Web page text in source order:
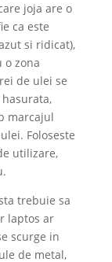
joja are o
ca este
si ridicat),
o zona
de ulei se
marcajul
Foloseste
utilizare,
trebuie sa
laptos ar
scurge in
de metal,